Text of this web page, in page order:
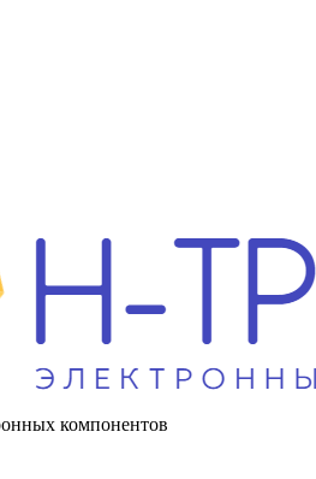
компонентов